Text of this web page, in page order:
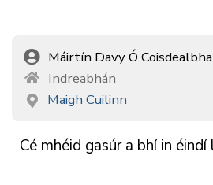
Máirtín Davy Ó Coisdealbha
Indreabhán
Maigh Cuilinn
Cé mhéid gasúr a bhí in éindí